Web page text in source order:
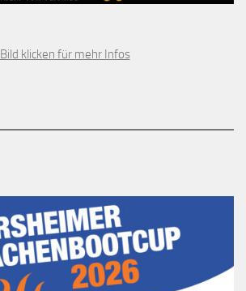
Bild klicken für mehr Infos